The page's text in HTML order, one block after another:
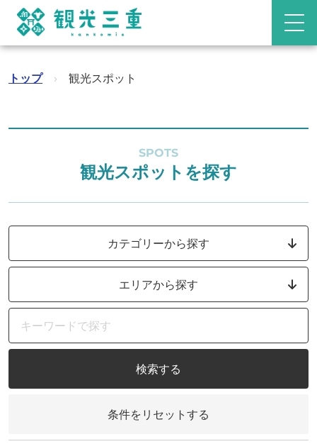
トップ › 観光スポット
SPOTS
観光スポットを探す
カテゴリーから探す
エリアから探す
検索する
条件をリセットする